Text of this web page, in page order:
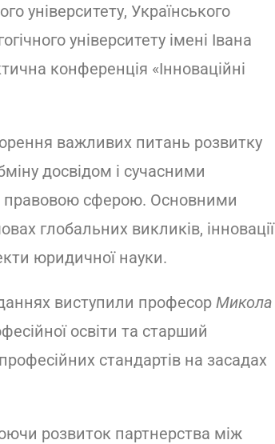
університету, Українського
університету імені Івана
конференція «Інноваційні
важливих питань розвитку
досвідом і сучасними
правовою сферою. Основними
глобальних викликів, інновації
юридичної науки.
виступили професор Микола
освіти та старший
стандартів на засадах
розвиток партнерства між